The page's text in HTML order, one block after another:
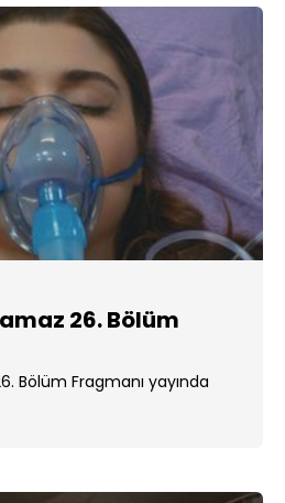
26. Bölüm
Bölüm Fragmanı yayında